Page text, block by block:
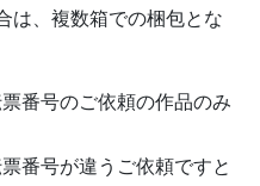
は、複数箱での梱包とな
番号のご依頼の作品のみ
番号が違うご依頼ですと